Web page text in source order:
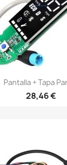
Pantalla + Tapa
28,46 €